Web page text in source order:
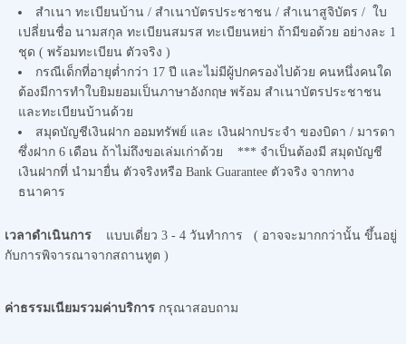
สำเนา ทะเบียนบ้าน / สำเนาบัตรประชาชน / สำเนาสูจิบัตร / ใบ
เปลี่ยนชื่อ นามสกุล ทะเบียนสมรส ทะเบียนหย่า ถ้ามีขอด้วย อย่างละ 1
ชุด ( พร้อมทะเบียน ตัวจริง )
กรณีเด็กที่อายุต่ำกว่า 17 ปี และไม่มีผู้ปกครองไปด้วย คนหนึ่งคนใด
ต้องมีการทำใบยิมยอมเป็นภาษาอังกฤษ พร้อม สำเนาบัตรประชาชน
และทะเบียนบ้านด้วย
สมุดบัญชีเงินฝาก ออมทรัพย์ และ เงินฝากประจำ ของบิดา / มารดา
ซึ่งฝาก 6 เดือน ถ้าไม่ถึงขอเล่มเก่าด้วย *** จำเป็นต้องมี สมุดบัญชี
เงินฝากที่ นำมายื่น ตัวจริงหรือ Bank Guarantee ตัวจริง จากทาง
ธนาคาร
เวลาดำเนินการแบบเดี่ยว 3 - 4 วันทำการ ( อาจจะมากกว่านั้น ขึ้นอยู่
กับการพิจารณาจากสถานทูต )
ค่าธรรมเนียมรวมค่าบริการกรุณาสอบถาม